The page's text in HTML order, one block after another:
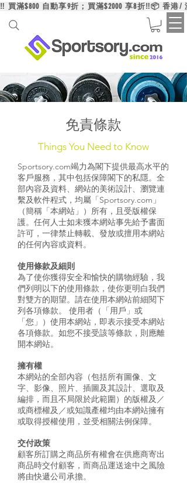
‼️ 買滿$800 自動享9折；買滿$2000 享8折‼️📦 香港
免責條款
Things You Need to Know
Sportsory.com竭力為閣下提供最高水平的
客戶服務，其中包括保障閣下的私隱。全
部內容及資料、網站的美術設計、瀏覽連
繫及軟件程式，均屬「Sportsory.com」
（簡稱「本網站」）所有，且受版權保
護。任何人士如未獲本網站事先給予書面
許可，一律禁止轉載、發放或擅用本網站
的任何內容或資料。
使用條款及細則
為了使你獲得安全和愉快的購物經驗，我
們列明以下的使用條款，使你更明白我們
對雙方的期望。請在使用本網站前細閱下
列各項條款。 使用者（「用戶」或
「您」）使用本網站，即表示接受本網站
各項條款。如您不接受該等條款，則應離
開本網站。
擁有權
本網站的全部內容（包括所有圖像、文
字、影像、照片、插圖及其設計、選取及
編排，而且不局限於此範圍）的版權及／
或商標權及／或知識產權均由本網站擁有
或取得授權使用，並受相關法例保障。
交付政策
顧客所訂購之商品所有權會在供應商寄出
商品時交付顧客，而商品運送途中之風險
將由快遞公司承擔。